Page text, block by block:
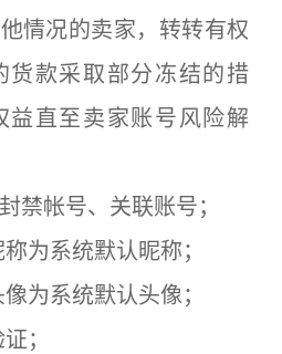
情况的卖家，转转有权
货款采取部分冻结的措
益直至卖家账号风险解
帐号、关联账号；
系统默认昵称；
系统默认头像；
；